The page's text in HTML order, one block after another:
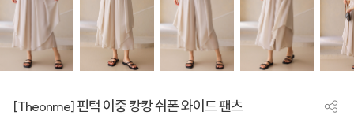
[Theonme] 핀턱 이중 캉캉 쉬폰 와이드 팬츠